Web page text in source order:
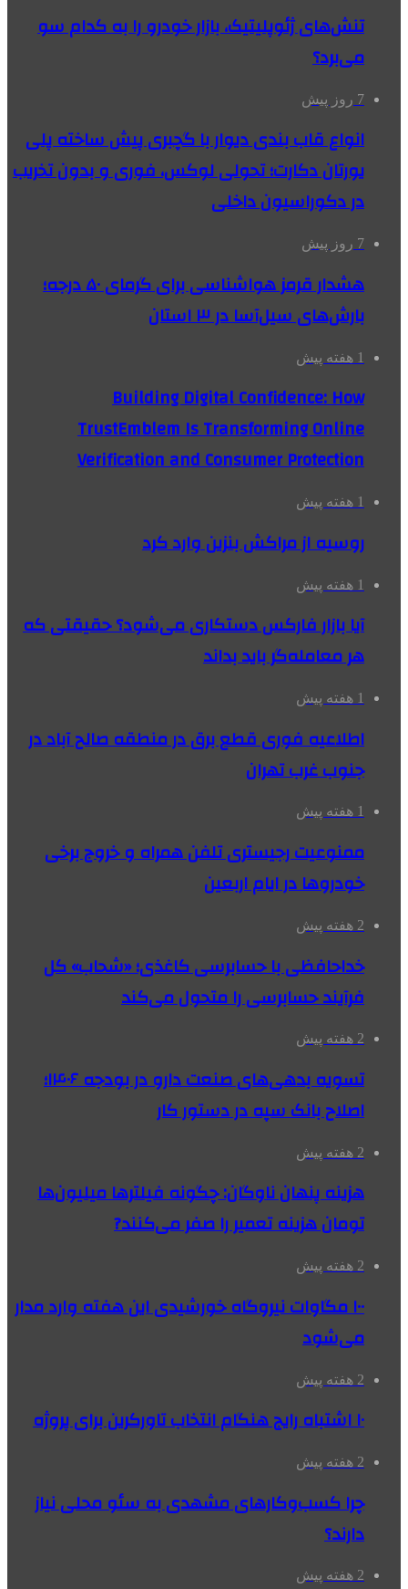
تنش‌های ژئوپلیتیک، بازار خودرو را به کدام سو
می‌برد؟
7 روز پیش
انواع قاب بندی دیوار با گچبری پیش ساخته پلی
یورتان دکارت؛ تحولی لوکس، فوری و بدون تخریب
در دکوراسیون داخلی
7 روز پیش
هشدار قرمز هواشناسی برای گرمای ۵۰ درجه؛
بارش‌های سیل‌آسا در ۳ استان
1 هفته پیش
Building Digital Confidence: How
TrustEmblem Is Transforming Online
Verification and Consumer Protection
1 هفته پیش
روسیه از مراکش بنزین وارد کرد
1 هفته پیش
آیا بازار فارکس دستکاری می‌شود؟ حقیقتی که
هر معامله‌گر باید بداند
1 هفته پیش
اطلاعیه فوری قطع برق در منطقه صالح آباد در
جنوب غرب تهران
1 هفته پیش
ممنوعیت رجیستری تلفن همراه و خروج برخی
خودروها در ایام اربعین
2 هفته پیش
خداحافظی با حسابرسی کاغذی؛ «شحاب» کل
فرآیند حسابرسی را متحول می‌کند
2 هفته پیش
تسویه بدهی‌های صنعت دارو در بودجه ۱۴۰۶؛
اصلاح بانک سپه در دستور کار
2 هفته پیش
هزینه پنهان ناوگان: چگونه فیلترها میلیون‌ها
تومان هزینه تعمیر را صفر می‌کنند?
2 هفته پیش
۱۰۰ مگاوات نیروگاه‌ خورشیدی این هفته وارد مدار
می‌شود
2 هفته پیش
۱۰ اشتباه رایج هنگام انتخاب تاورکرین برای پروژه
2 هفته پیش
چرا کسب‌وکارهای مشهدی به سئو محلی نیاز
دارند؟
2 هفته پیش